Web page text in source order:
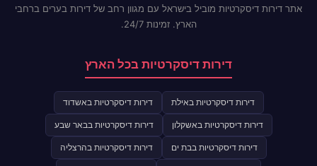
אתר דירות דיסקרטיות מוביל בישראל עם מגוון רחב של דירות בערים ברחבי
הארץ. זמינות 24/7.
דירות דיסקרטיות בכל הארץ
דירות דיסקרטיות באילת דירות דיסקרטיות באשדוד
דירות דיסקרטיות באשקלון דירות דיסקרטיות בבאר שבע
דירות דיסקרטיות בבת ים דירות דיסקרטיות בהרצליה